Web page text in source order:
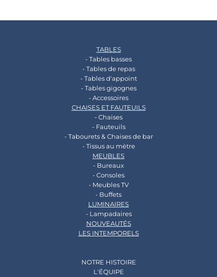
TABLES
- Tables basses
- Tables de repas
- Tables d'appoint
- Tables gigognes
- Accessoires
CHAISES ET FAUTEUILS
- Chaises
- Fauteuils
- Tabourets & Chaises de bar
- Tissus au mètre
MEUBLES
- Bureaux
- Consoles
- Meubles TV
- Buffets
LUMINAIRES
- Lampadaires
NOUVEAUTÉS
LES INTEMPORELS
NOTRE HISTOIRE
L'ÉQUIPE